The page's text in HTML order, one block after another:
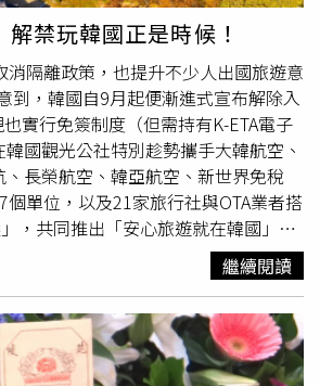
、福氣吉祥。內容物則以七款酥脆糕
種賀年寓意，希望大家能福氣滿滿一
春節禮盒預購開跑，至2023年1月
預購優惠，實體門市更加碼滿額贈活
會獲得「揚眉兔氣春福窗花」、精緻
—棗枝乙包，數量有限，送完為止。
南Line會員專屬活動，12月20日起消
99元加購象徵吉祥與安康的「平安
）。Aunt Stella詩特莉推以「Have a
為主題設計，推出新春系列。（圖／
供）「錦兔星夜」藤編相框禮盒質感滿
。（1,800元起，圖／Aunt Stella詩
手工餅乾名店Aunt Stella詩特莉即日
禮盒，特別以「Have a Sparkling
禁玩韓國正是時候！
消隔離政策，也提升不少人出國旅遊意
到，韓國自9月起便漸進式宣布解除入
實行免簽制度（但需持有K-ETA電子
國觀光公社特別趁勢攜手大韓航空、
長榮航空、韓亞航空、新世界免稅
單位，以及21家旅行社與OTA業者搭
，共同推出「安心旅遊就在韓國」活
共準備了三項驚喜活動要吸引台灣的
國！三岳山纜車。驚喜1. 「驚喜戳戳
去韓國玩就先來抽韓國團體／自由行
碼、免稅店購物金、景點門票／訂房
間天天開獎天天送，有戳就有獎，要
繼續閱讀